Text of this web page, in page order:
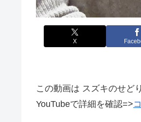
X
この動画は スズキのせど
YouTubeで詳細を確認=>